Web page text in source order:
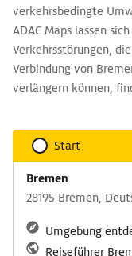
verkehrsbedingte
ADAC Maps lassen
Verkehrsstörungen,
Verbindung von
verlängern können,
Start
Bremen
28195 Bremen,
Umgebung
Reiseführer